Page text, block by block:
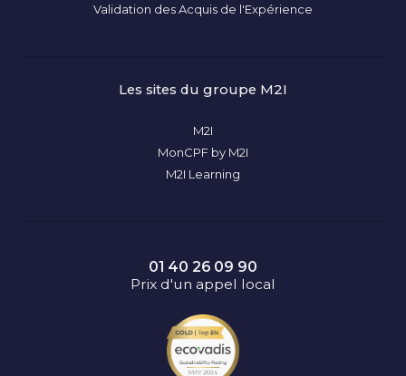
Validation des Acquis de l'Expérience
Les sites du groupe M2I
M2I
MonCPF by M2I
M2I Learning
01 40 26 09 90
Prix d'un appel local